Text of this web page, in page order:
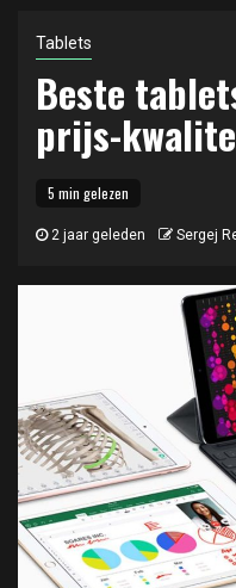
Tablets
Beste
prijs-
5 min gelezen
2 jaar geleden Sergej